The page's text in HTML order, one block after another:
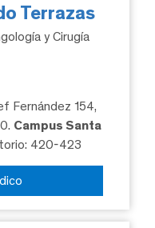
Terrazas
y Cirugía
Fernández 154,
Campus Santa
420-423